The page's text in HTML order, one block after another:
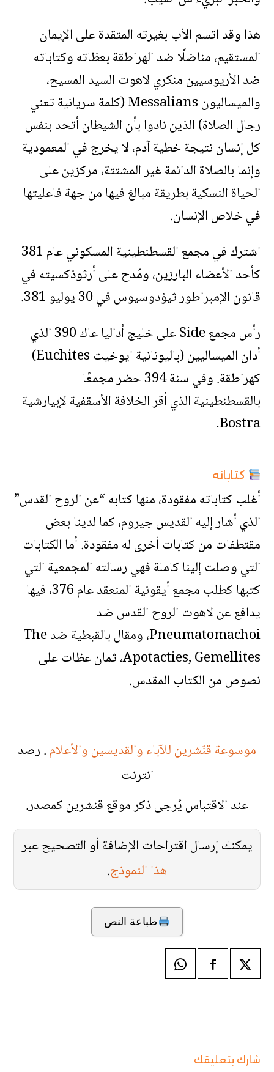
هذا وقد اتسم الأب بغيرته المتقدة على الإيمان
المستقيم، مناضلًا ضد الهراطقة بعظاته وكتاباته
ضد الأريوسيين منكري لاهوت السيد المسيح،
والميساليون Messalians (كلمة سريانية تعني
رجال الصلاة) الذين نادوا بأن الشيطان أتحد بنفس
كل إنسان نتيجة خطية آدم، لا يخرج في المعمودية
وإنما بالصلاة الدائمة غير المشتتة، مركزين على
الحياة النسكية بطريقة مبالغ فيها من جهة فاعليتها
في خلاص الإنسان.
اشترك في مجمع القسطنطينية المسكوني عام 381
كأحد الأعضاء البارزين، ومُدح على أرثوذكسيته في
قانون الإمبراطور ثيؤدوسيوس في 30 يوليو 381.
رأس مجمع Side على خليج أداليا عاك 390 الذي
أدان الميساليين (باليونانية ايوخيت Euchites)
كهراطقة. وفي سنة 394 حضر مجمعًا
بالقسطنطينية الذي أقر الخلافة الأسقفية لإبيارشية
Bostra.
كتاباته
أغلب كتاباته مفقودة، منها كتابه “عن الروح القدس”
الذي أشار إليه القديس جيروم، كما لدينا بعض
مقتطفات من كتابات أخرى له مفقودة. أما الكتابات
التي وصلت إلينا كاملة فهي رسالته المجمعية التي
كتبها كطلب مجمع أيقونية المنعقد عام 376، فيها
يدافع عن لاهوت الروح القدس ضد
Pneumatomachoi، ومقال بالقبطية ضد The
Apotacties, Gemellites، ثمان عظات على
نصوص من الكتاب المقدس.
موسوعة قنّشرين للآباء والقديسين والأعلام. رصد
انترنت
عند الاقتباس يُرجى ذكر موقع قنشرين كمصدر.
يمكنك إرسال اقتراحات الإضافة أو التصحيح عبر
هذا النموذج.
طباعة النص
شارك بتعليقك